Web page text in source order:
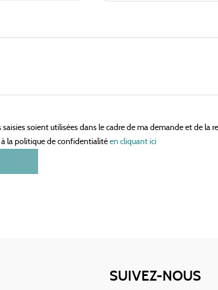
soient utilisées dans le cadre de ma demande et de la
à la politique de confidentialitéen cliquant ici
SUIVEZ-NOUS